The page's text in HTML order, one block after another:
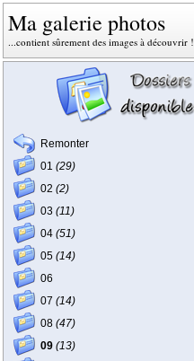
Ma galerie photos
...contient sûrement des images à découvrir !
Remonter
01 (29)
02 (2)
03 (11)
04 (51)
05 (14)
06
07 (14)
08 (47)
09 (13)